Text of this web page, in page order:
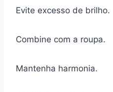
Evite excesso de brilho.
Combine com a roupa.
Mantenha harmonia.